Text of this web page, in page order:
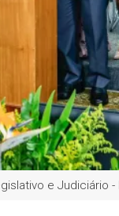
e Judiciário